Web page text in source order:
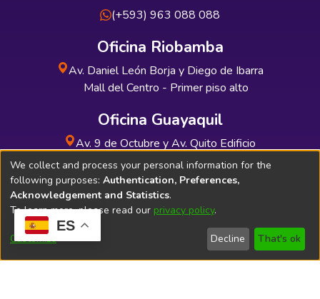
ES
(+593) 963 088 088
Oficina Riobamba
Av. Daniel León Borja y Diego de Ibarra
Mall del Centro - Primer piso alto
Oficina Guayaquil
Av. 9 de Octubre y Av. Quito Edificio
INDUAUTO - Planta baja
Soporte Técnico Bibliolatino.com
We collect and process your personal information for the
following purposes: Authentication, Preferences,
Acknowledgement and Statistics.
To learn more, please read our privacy policy.
Customize Decline That's ok